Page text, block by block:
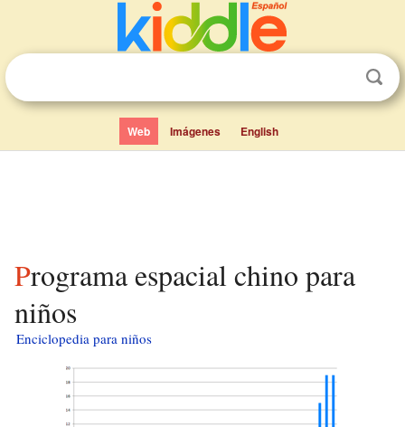
Web Imágenes English
Programa espacial chino para
niños
Enciclopedia para niños